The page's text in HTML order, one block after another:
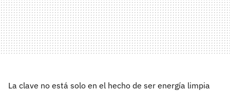
La clave no está solo en el hecho de ser energía limpia